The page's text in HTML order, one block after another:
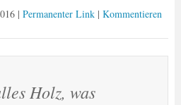
| Permanenter Link| Kommentieren
Holz, was